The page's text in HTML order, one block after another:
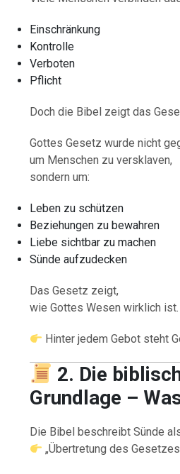
Einschränkung
Kontrolle
Verboten
Pflicht
Doch die Bibel zeigt das
Gottes Gesetz wurde nicht
um Menschen zu versklaven,
sondern um:
Leben zu schützen
Beziehungen zu bewahren
Liebe sichtbar zu machen
Sünde aufzudecken
Das Gesetz zeigt,
wie Gottes Wesen wirklich ist.
Hinter jedem Gebot steht
2. Die
Grundlage –
Die Bibel beschreibt Sünde
„Übertretung des